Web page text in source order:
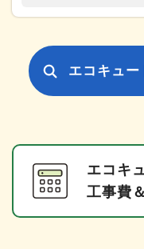
エコキュ
エコキ
工事費